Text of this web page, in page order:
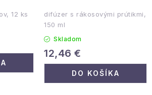
12 ks
difúzer s rákosovými prútikmi,
150 ml
Skladom
12,46 €
DO KOŠÍKA